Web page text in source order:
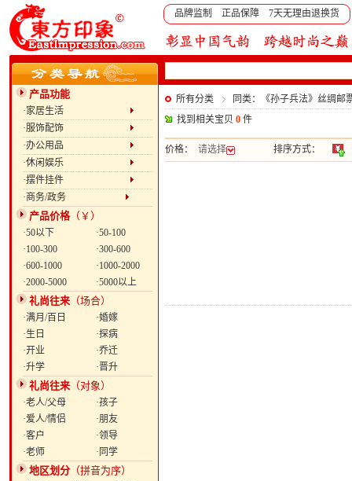
品牌监制 正品保障 7天无理由退换货
产品功能
·家居生活
·服饰配饰
·办公用品
·休闲娱乐
·摆件挂件
·商务/政务
产品价格（￥）
·50以下
·50-100
·100-300
·300-600
·600-1000
·1000-2000
·2000-5000
·5000以上
礼尚往来 （场合）
·满月/百日
·婚嫁
·生日
·探病
·开业
·乔迁
·升学
·晋升
礼尚往来 （对象）
·老人/父母
·孩子
·爱人/情侣
·朋友
·客户
·领导
·老师
·同学
地区划分 （拼音为序）
所有分类
同类：《孙子兵法》丝绸邮
找到相关宝贝 0 件
价格： 请选择 排序方式：